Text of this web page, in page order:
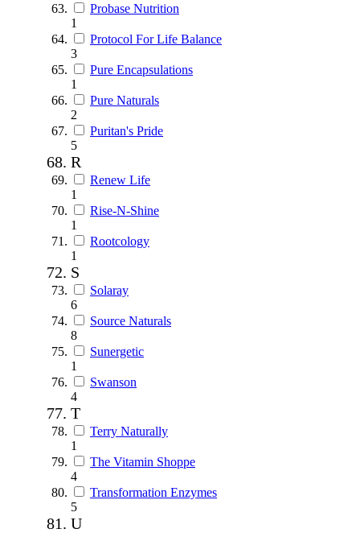
Probase Nutrition
1
Protocol For Life Balance
3
Pure Encapsulations
1
Pure Naturals
2
Puritan's Pride
5
R
Renew Life
1
Rise-N-Shine
1
Rootcology
1
S
Solaray
6
Source Naturals
8
Sunergetic
1
Swanson
4
T
Terry Naturally
1
The Vitamin Shoppe
4
Transformation Enzymes
5
U